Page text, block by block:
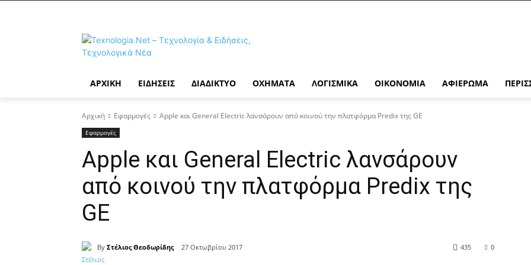
ΑΡΧΙΚΉ ΕΙΔΉΣΕΙΣ ΔΙΑΔΊΚΤΥΟ ΟΧΉΜΑΤΑ ΛΟΓΙΣΜΙΚΆ ΟΙΚΟΝΟΜΊΑ ΑΦΙΈΡΩΜΑ
Αρχική Εφαρμογές Apple και General Electric λανσάρουν από κοινού την πλατφόρμα Predix της GE
Εφαρμογές
Apple και General Electric λανσάρουν
από κοινού την πλατφόρμα Predix της
GE
By Στέλιος Θεοδωρίδης 27 Οκτωβρίου 2017 0
435